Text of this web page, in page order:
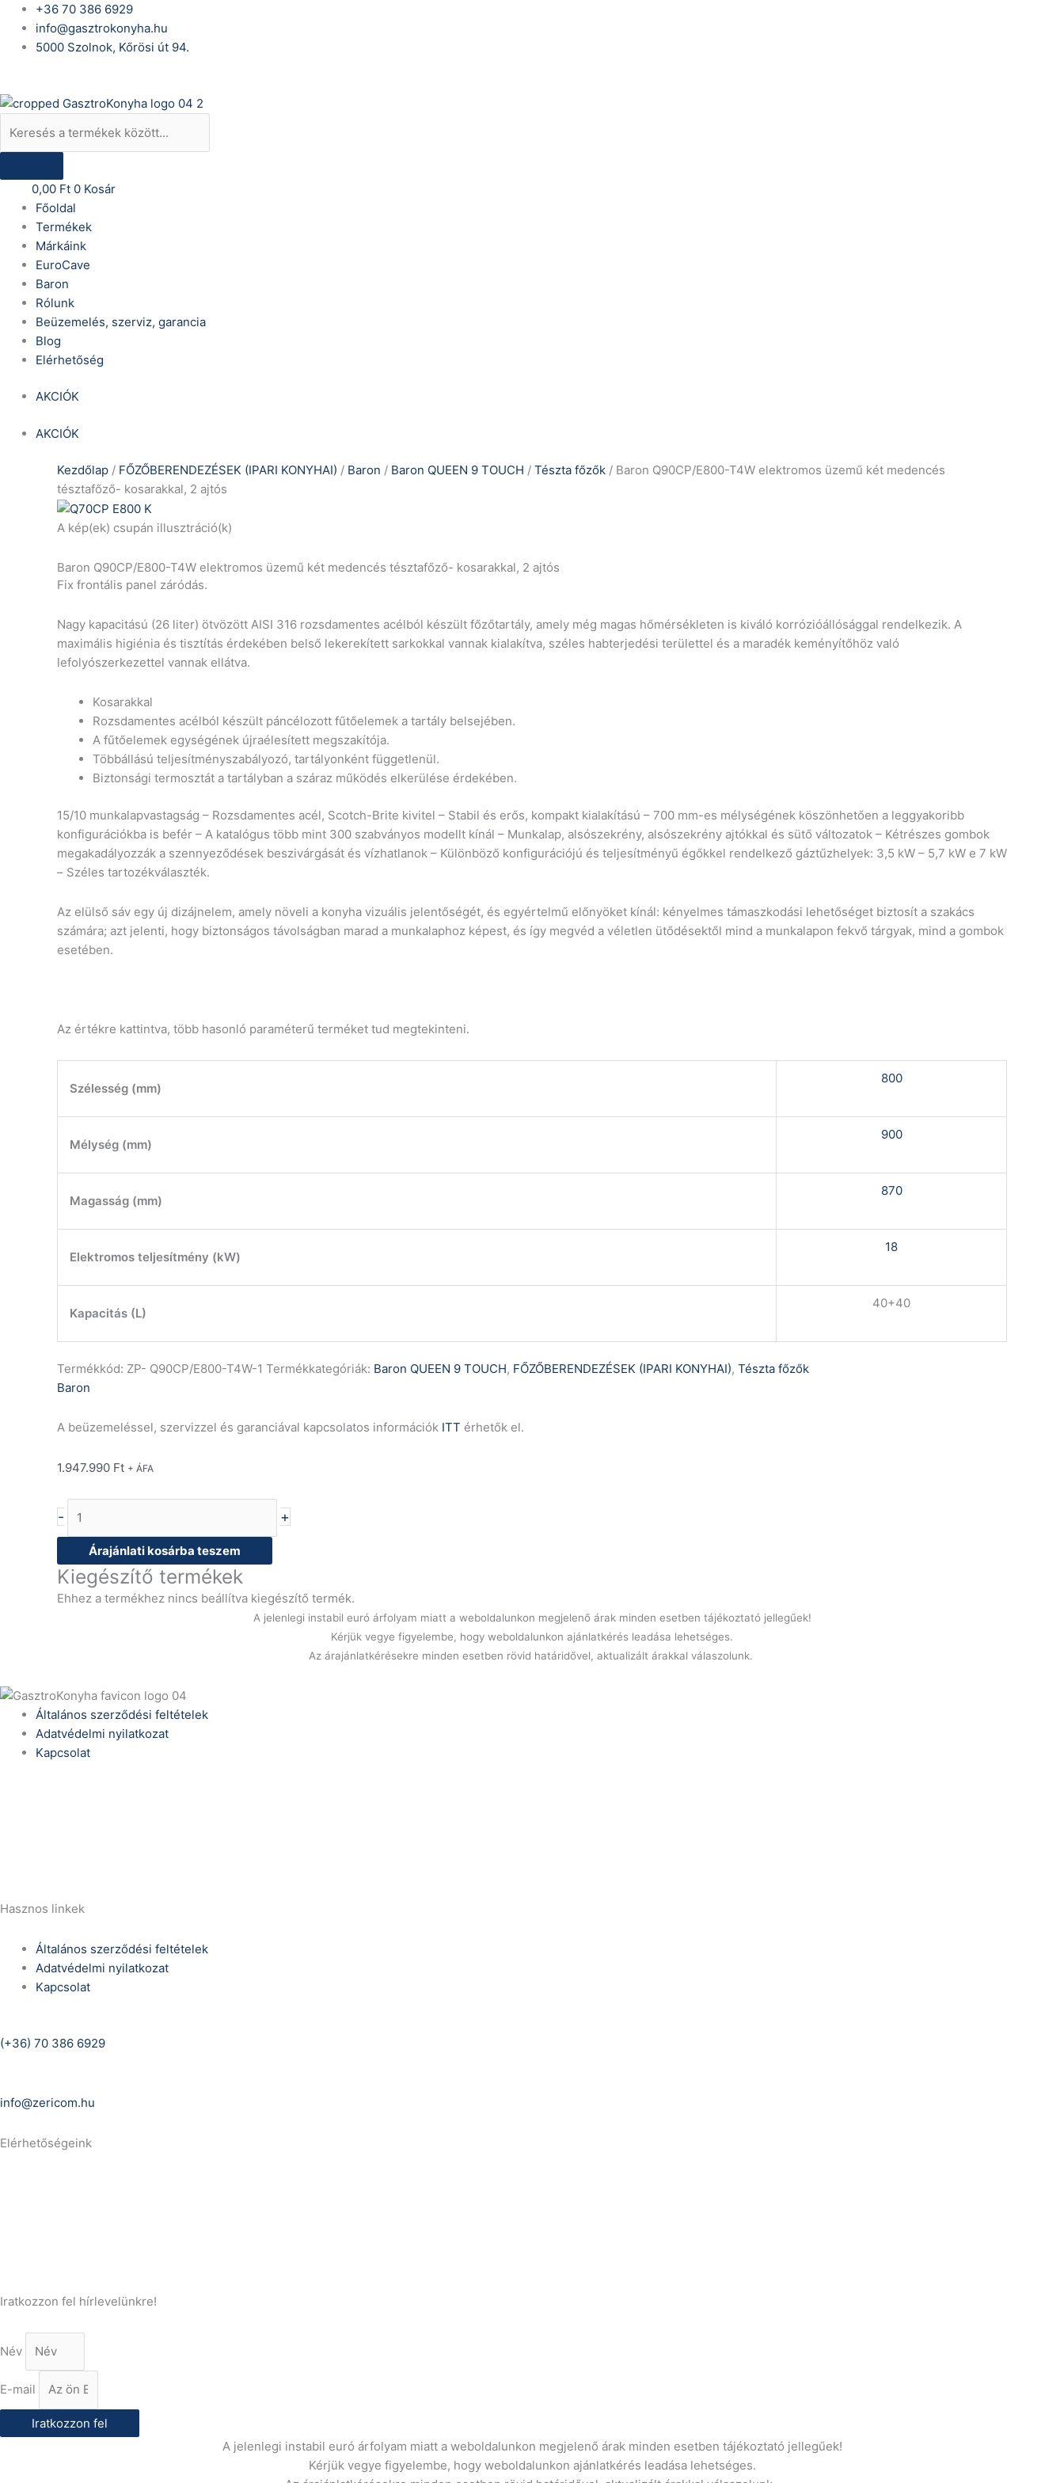
Skip
content
+36 70 386 6929
info@gasztrokonyha.hu
5000 Szolnok, Kőrösi út 94.
Products
search
0,00 Ft 0 Kosár
Főoldal
Termékek
Márkáink
EuroCave
Baron
Rólunk
Beüzemelés, szerviz, garancia
Blog
Elérhetőség
AKCIÓK
AKCIÓK
Kezdőlap / FŐZŐBERENDEZÉSEK (IPARI KONYHAI) / Baron / Baron QUEEN 9 TOUCH / Tészta főzők / Baron Q90CP/E800-T4W elektromos üzemű két medencés
tésztafőző- kosarakkal, 2 ajtós
A kép(ek) csupán illusztráció(k)
Baron Q90CP/E800-T4W elektromos üzemű két medencés tésztafőző- kosarakkal, 2 ajtós
Fix frontális panel záródás.
Nagy kapacitású (26 liter) ötvözött AISI 316 rozsdamentes acélból készült főzőtartály, amely még magas hőmérsékleten is kiváló korrózióállósággal rendelkezik. A
maximális higiénia és tisztítás érdekében belső lekerekített sarkokkal vannak kialakítva, széles habterjedési területtel és a maradék keményítőhöz való
lefolyószerkezettel vannak ellátva.
Kosarakkal
Rozsdamentes acélból készült páncélozott fűtőelemek a tartály belsejében.
A fűtőelemek egységének újraélesített megszakítója.
Többállású teljesítményszabályozó, tartályonként függetlenül.
Biztonsági termosztát a tartályban a száraz működés elkerülése érdekében.
15/10 munkalapvastagság – Rozsdamentes acél, Scotch-Brite kivitel – Stabil és erős, kompakt kialakítású – 700 mm-es mélységének köszönhetően a leggyakoribb
konfigurációkba is befér – A katalógus több mint 300 szabványos modellt kínál – Munkalap, alsószekrény, alsószekrény ajtókkal és sütő változatok – Kétrészes gombok
megakadályozzák a szennyeződések beszivárgását és vízhatlanok – Különböző konfigurációjú és teljesítményű égőkkel rendelkező gáztűzhelyek: 3,5 kW – 5,7 kW e 7 kW
– Széles tartozékválaszték.
Az elülső sáv egy új dizájnelem, amely növeli a konyha vizuális jelentőségét, és egyértelmű előnyöket kínál: kényelmes támaszkodási lehetőséget biztosít a szakács
számára; azt jelenti, hogy biztonságos távolságban marad a munkalaphoz képest, és így megvéd a véletlen ütődésektől mind a munkalapon fekvő tárgyak, mind a gombok
esetében.
Az értékre kattintva, több hasonló paraméterű terméket tud megtekinteni.
Szélesség (mm)
800
Mélység (mm)
900
Magasság (mm)
870
Elektromos teljesítmény (kW)
18
Kapacitás (L)
40+40
Termékkód: ZP- Q90CP/E800-T4W-1 Termékkategóriák: Baron QUEEN 9 TOUCH, FŐZŐBERENDEZÉSEK (IPARI KONYHAI), Tészta főzők
Baron
A beüzemeléssel, szervizzel és garanciával kapcsolatos információk ITT érhetők el.
1.947.990 Ft + ÁFA
-
Baron
Q90CP/E800-
T4W
két
tésztafőző-
ajtós
mennyiség
+
Árajánlati kosárba teszem
Kiegészítő termékek
Ehhez a termékhez nincs beállítva kiegészítő termék.
A jelenlegi instabil euró árfolyam miatt a weboldalunkon megjelenő árak minden esetben tájékoztató jellegűek!
Kérjük vegye figyelembe, hogy weboldalunkon ajánlatkérés leadása lehetséges.
Az árajánlatkérésekre minden esetben rövid határidővel, aktualizált árakkal válaszolunk.
Általános szerződési feltételek
Adatvédelmi nyilatkozat
Kapcsolat
Hasznos linkek
Általános szerződési feltételek
Adatvédelmi nyilatkozat
Kapcsolat
(+36) 70 386 6929
info@zericom.hu
Elérhetőségeink
Iratkozzon fel hírlevelünkre!
Név
E-mail
Iratkozzon fel
A jelenlegi instabil euró árfolyam miatt a weboldalunkon megjelenő árak minden esetben tájékoztató jellegűek!
Kérjük vegye figyelembe, hogy weboldalunkon ajánlatkérés leadása lehetséges.